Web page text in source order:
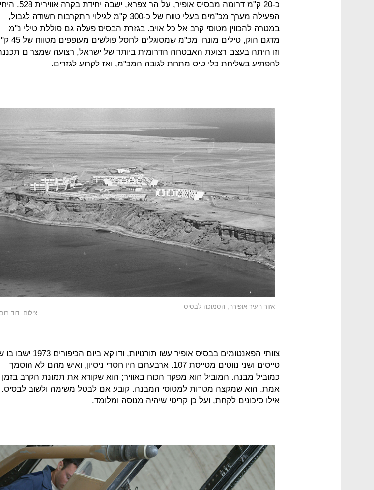
כ-20 ק"מ דרומה מבסיס אופיר, על הר צפרא, ישבה
הפעילה מערך מכ"מים בעלי טווח של כ-300 ק"מ לגילוי התקרבות חשודה לגבול,
במטרה להכווין מטוסי קרב אל כל אויב. בגזרת הבסיס פעלה גם סוללת טילי נ"מ
מדגם הוק, טילים מונחי מכ"מ
וזו היתה בעצם רצועת האבטחה הדרומית ביותר של ישראל, רצועה שמצרים
להפתיע בשליחת כלי טיס מתחת לגובה המכ"מ, ואז לקרוע לגזרים.
אזור העיר אופירה, הסמוכה לבסיס
צילום: דוד
צוותי הפאנטומים בבסיס אופיר עשו תורנויות, ודווקא ביום
טייסים ושני נווטים מטייסת 107. ארבעתם היו חסרי ניסיון, ואיש מהם לא הוסמך
כמוביל מבנה. המוביל הוא מפקד הכוח באוויר; הוא שקורא את תמונת הקרב בזמן
אמת, הוא שמקצה מטרות למטוסי המבנה, קובע אם לבטל משימה ולשוב לבסיס,
אילו סיכונים לקחת, ועל כן קריטי שיהיה מנוסה ומלומד.